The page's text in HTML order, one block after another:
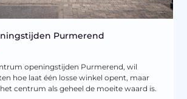
Purmerend
openingstijden Purmerend, wil
hoe laat één losse winkel opent, maar
centrum als geheel de moeite waard is.